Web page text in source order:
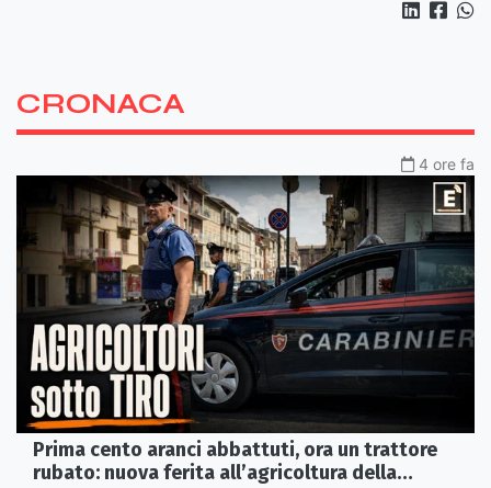
CRONACA
4 ore fa
Prima cento aranci abbattuti, ora un trattore
rubato: nuova ferita all’agricoltura della